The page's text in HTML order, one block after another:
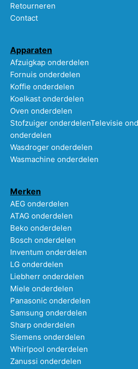
Retourneren
Contact
Apparaten
Afzuigkap onderdelen
Fornuis onderdelen
Koffie onderdelen
Koelkast onderdelen
Oven onderdelen
Stofzuiger onderdelenTelevisie
onderdelen
Wasdroger onderdelen
Wasmachine onderdelen
Merken
AEG onderdelen
ATAG onderdelen
Beko onderdelen
Bosch onderdelen
Inventum onderdelen
LG onderdelen
Liebherr onderdelen
Miele onderdelen
Panasonic onderdelen
Samsung onderdelen
Sharp onderdelen
Siemens onderdelen
Whirlpool onderdelen
Zanussi onderdelen